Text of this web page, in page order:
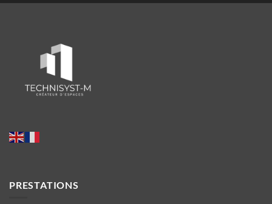
PRESTATIONS